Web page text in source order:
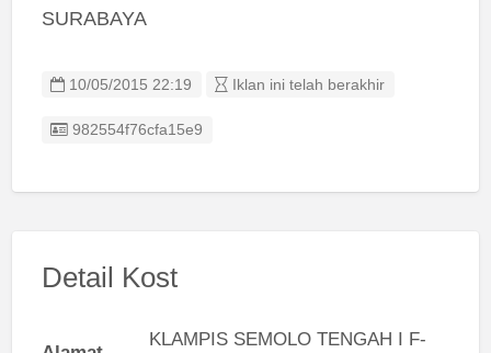
SURABAYA
10/05/2015 22:19 Iklan ini telah berakhir
Listing ID
982554f76cfa15e9
Detail Kost
KLAMPIS SEMOLO TENGAH I F-